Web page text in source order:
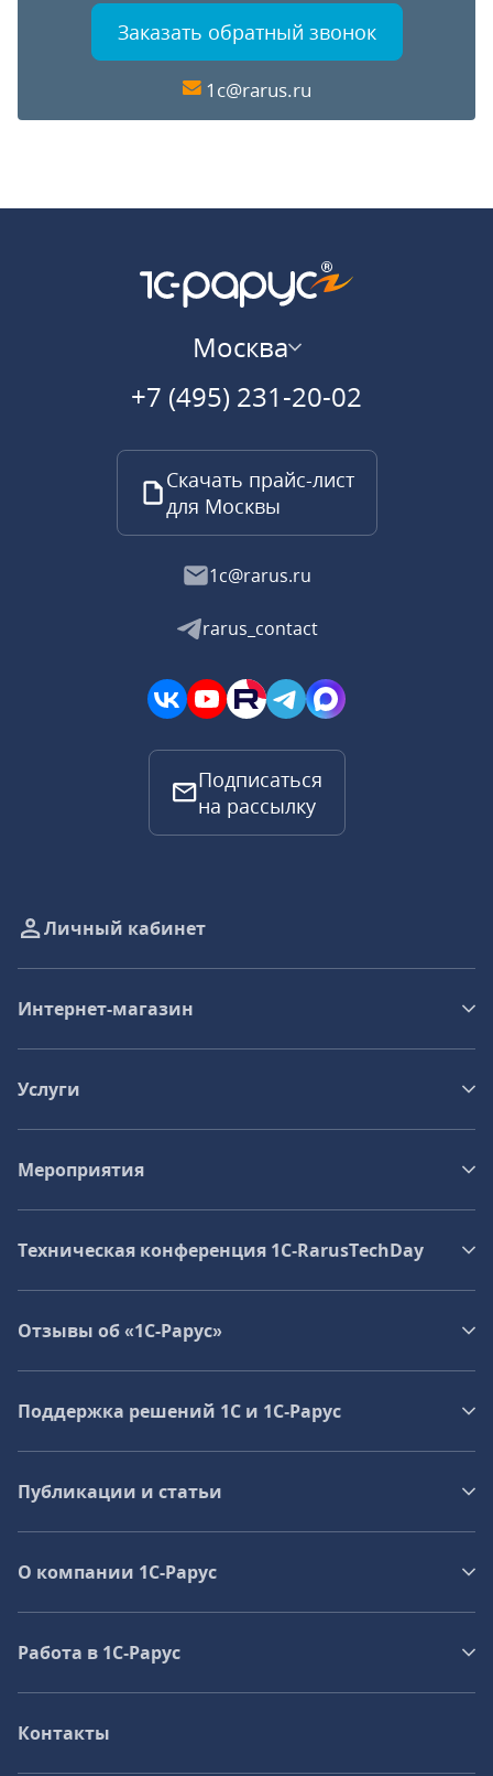
Заказать обратный звонок
1c@rarus.ru
Москва
+7 (495) 231-20-02
Скачать прайс-лист
для Москвы
1c@rarus.ru
rarus_contact
Подписаться
на рассылку
Личный кабинет
Интернет-магазин
Услуги
Мероприятия
Техническая конференция 1C‑RarusTechDay
Отзывы об «1С-Рарус»
Поддержка решений 1С и 1С‑Рарус
Публикации и статьи
О компании 1C-Рарус
Работа в 1С‑Рарус
Контакты